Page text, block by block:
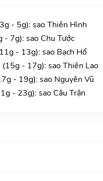
- 5g): sao Thiên Hình
- 7g): sao Chu Tước
- 13g): sao Bạch Hổ
(15g - 17g): sao Thiên Lao
- 19g): sao Nguyên Vũ
- 23g): sao Câu Trận